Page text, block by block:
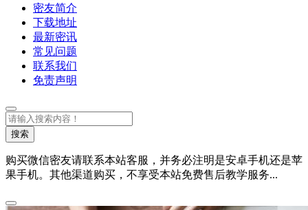
密友简介
下载地址
最新密讯
常见问题
联系我们
免责声明
搜
索搜索
购买微信密友请联系本站客服，并务必注明是安卓手机还是苹
果手机。其他渠道购买，不享受本站免费售后教学服务...